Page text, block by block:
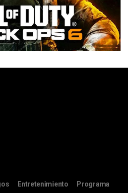
Entretenimiento Programa